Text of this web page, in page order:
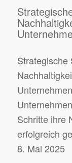
Strategische
Schritte ihre
erfolgreich
8. Mai 2025